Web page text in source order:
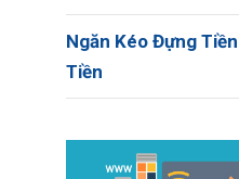
Ngăn Kéo Đựng
Tiền